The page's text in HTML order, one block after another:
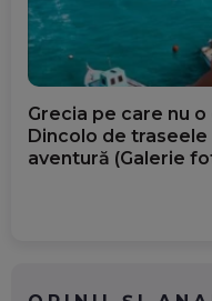
Grecia pe care nu
Dincolo de
aventură (Galerie